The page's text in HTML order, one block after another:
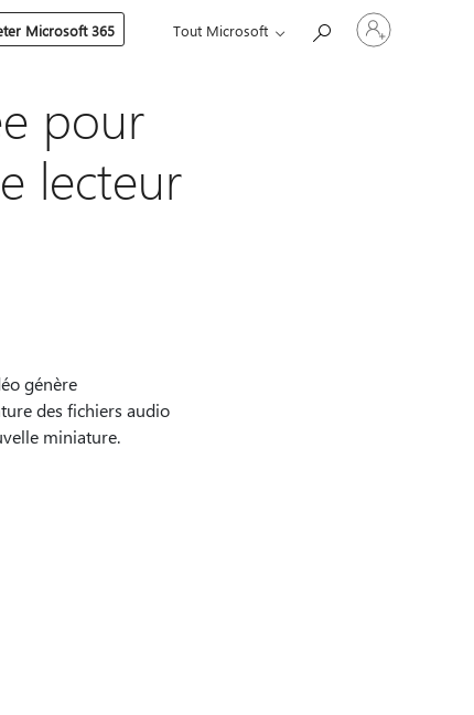
Microsoft 365 Tout Microsoft
Connectez-
vous
pour
lecteur
génère
des fichiers audio
miniature.